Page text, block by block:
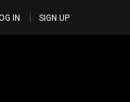
IN SIGN UP